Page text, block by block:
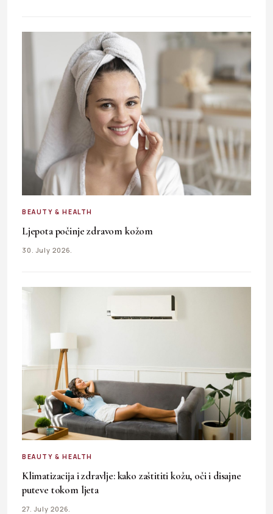
BEAUTY & HEALTH
Ljepota počinje zdravom kožom
30. July 2026.
BEAUTY & HEALTH
Klimatizacija i zdravlje: kako zaštititi kožu, oči i disajne
puteve tokom ljeta
27. July 2026.